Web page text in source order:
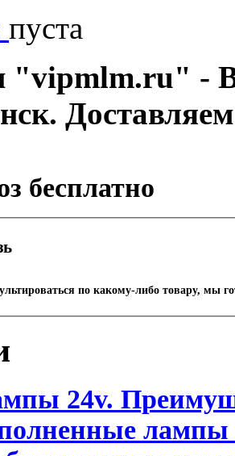
пуста
"vipmlm.ru" -
бесплатно
по какому-либо товару, мы
24v.